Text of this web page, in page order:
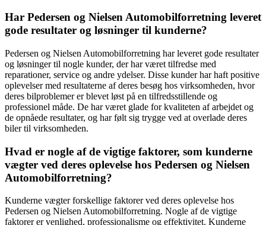
Har Pedersen og Nielsen Automobilforretning leveret
gode resultater og løsninger til kunderne?
Pedersen og Nielsen Automobilforretning har leveret gode resultater
og løsninger til nogle kunder, der har været tilfredse med
reparationer, service og andre ydelser. Disse kunder har haft positive
oplevelser med resultaterne af deres besøg hos virksomheden, hvor
deres bilproblemer er blevet løst på en tilfredsstillende og
professionel måde. De har været glade for kvaliteten af arbejdet og
de opnåede resultater, og har følt sig trygge ved at overlade deres
biler til virksomheden.
Hvad er nogle af de vigtige faktorer, som kunderne
vægter ved deres oplevelse hos Pedersen og Nielsen
Automobilforretning?
Kunderne vægter forskellige faktorer ved deres oplevelse hos
Pedersen og Nielsen Automobilforretning. Nogle af de vigtige
faktorer er venlighed, professionalisme og effektivitet. Kunderne